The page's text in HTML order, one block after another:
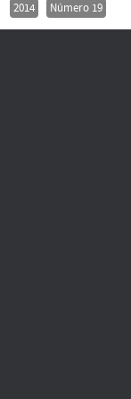
2014 Número 19